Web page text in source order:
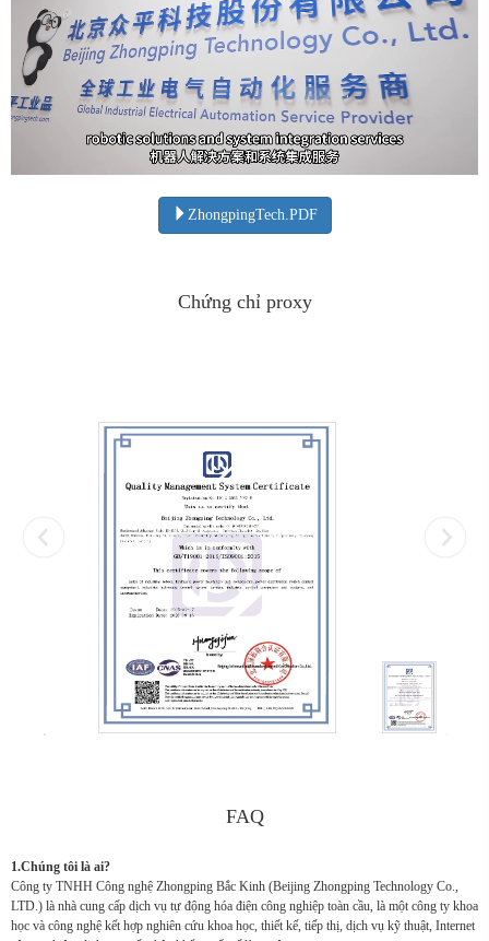
ZhongpingTech.PDF
Chứng chỉ proxy
FAQ
1.Chúng tôi là ai?
Công ty TNHH Công nghệ Zhongping Bắc Kinh (Beijing Zhongping Technology Co.,
LTD.) là nhà cung cấp dịch vụ tự động hóa điện công nghiệp toàn cầu, là một công ty khoa
học và công nghệ kết hợp nghiên cứu khoa học, thiết kế, tiếp thị, dịch vụ kỹ thuật, Internet